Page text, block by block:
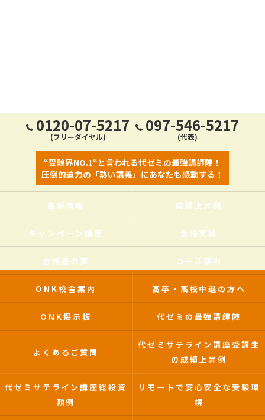
0120-07-5217
(フリーダイヤル)
097-546-5217
(代表)
“受験界NO.1“と言われる代ゼミの最強講師陣！
圧倒的迫力の「熱い講義」にあなたも感動する！
最新情報 成績上昇例
キャンペーン講座 合格実績
合格者の声 コース案内
ONK校舎案内 高卒・高校中退の方へ
ONK掲示板 代ゼミの最強講師陣
よくあるご質問
代ゼミサテライン講座受講生
の成績上昇例
代ゼミサテライン講座総投資
額例
リモートで安心安全な受験環
境